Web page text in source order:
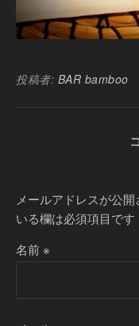
投稿者: BAR bamboo
メールアドレスが公開
いる欄は必須項目です
名前※